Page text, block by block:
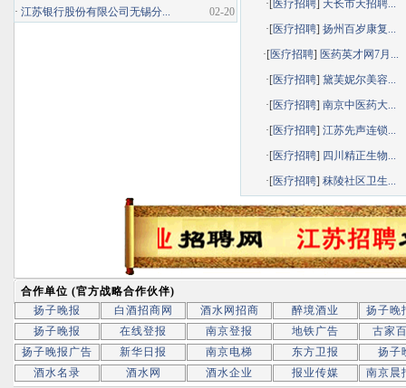
·[医疗招聘] 天长市天招聘...
·[医疗招聘]扬州百岁康复...
·[医疗招聘] 医药英才网7月...
·[医疗招聘]黛芙妮尔美容...
·[医疗招聘]南京中医药大...
·[医疗招聘]江苏先声连锁...
·[医疗招聘] 四川精正生物...
·[医疗招聘]秣陵社区卫生...
02-20
· 江苏银行股份有限公司无锡分...
合作单位 (官方战略合作伙伴)
扬子晚报
白酒招商网 酒水网招商 醉境酒业
扬子晚
扬子晚报
在线登报 南京登报 地铁广告
古家
扬子晚报广告
新华日报 南京电梯 东方卫报
扬子
酒水名录
酒水网 酒水企业 报业传媒 南京晨